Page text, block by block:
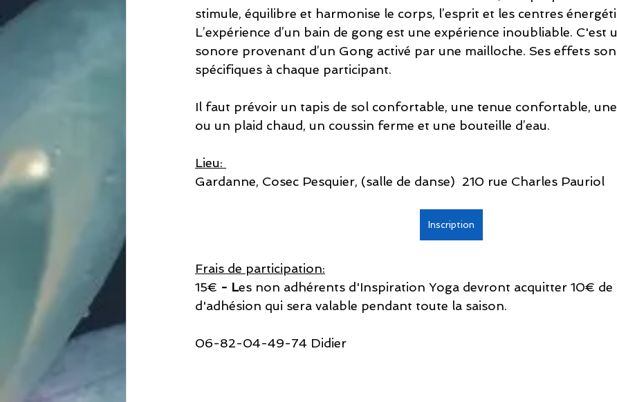
stimule, équilibre et harmonise le corps, l’esprit et les centres
L’expérience d’un bain de gong est une expérience inoubliable. C'est
sonore provenant d’un Gong activé par une mailloche. Ses effets
spécifiques à chaque participant.
Il faut prévoir un tapis de sol confortable, une tenue confortable,
ou un plaid chaud, un coussin ferme et une bouteille d’eau.
Lieu:
Gardanne, Cosec Pesquier, (salle de danse)  210 rue Charles Pauriol
Inscription
Frais de participation:
15€ - Les non adhérents d'Inspiration Yoga devront acquitter 10€ de
d'adhésion qui sera valable pendant toute la saison.
06-82-04-49-74 Didier